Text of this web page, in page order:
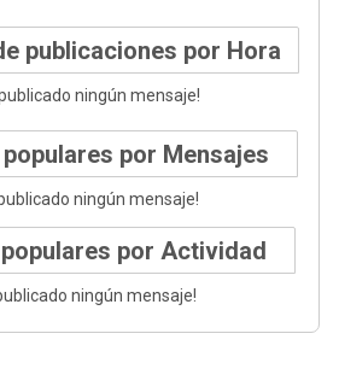
publicaciones por Hora
ningún mensaje!
por Mensajes
ningún mensaje!
por Actividad
ningún mensaje!